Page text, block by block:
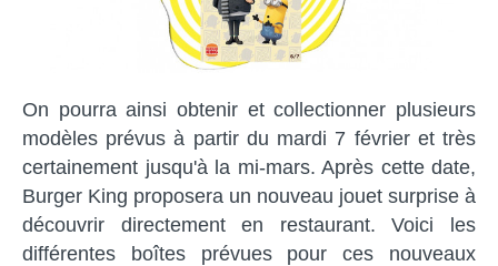
On pourra ainsi obtenir et collectionner plusieurs
modèles prévus à partir du mardi 7 février et très
certainement jusqu'à la mi-mars. Après cette date,
Burger King proposera un nouveau jouet surprise à
découvrir directement en restaurant. Voici les
différentes boîtes prévues pour ces nouveaux